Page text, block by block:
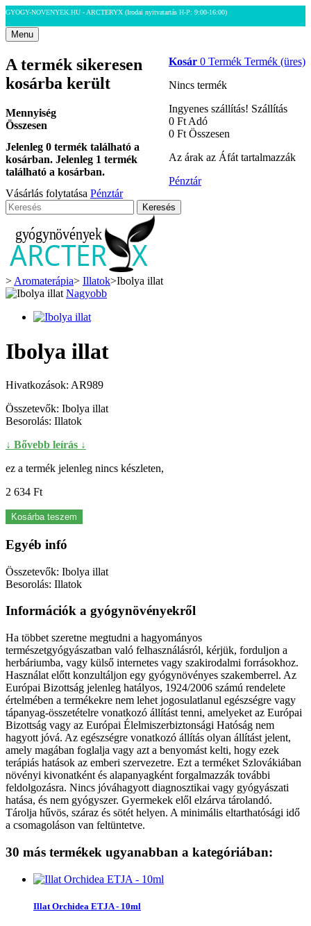
GYOGY-NOVENYEK.HU - ARCTERYX (Irodai nyitvatartás H-P: 9:00-16:00)
Menu
Kosár 0 Termék Termék (üres)
Nincs termék
Ingyenes szállítás! Szállítás
0 Ft‎ Adó
0 Ft‎ Összesen
Az árak az Áfát tartalmazzák
Pénztár
A termék sikeresen
kosárba került
Mennyiség
Összesen
Jelenleg 0 termék található a
kosárban. Jelenleg 1 termék
található a kosárban.
Vásárlás folytatása Pénztár
Keresés
> Aromaterápia> Illatok>Ibolya illat
Nagyobb
Ibolya illat
Hivatkozások: AR989
Összetevők: Ibolya illat
Besorolás: Illatok
↓ Bővebb leírás ↓
ez a termék jelenleg nincs készleten,
2 634 Ft‎
Kosárba teszem
Egyéb infó
Összetevők: Ibolya illat
Besorolás: Illatok
Információk a gyógynövényekről
Ha többet szeretne megtudni a hagyományos
természetgyógyászatban való felhasználásról, kérjük, forduljon a
herbáriumba, vagy külső internetes vagy szakirodalmi forrásokhoz.
Használat előtt konzultáljon egy gyógynövényes szakemberrel. Az
Európai Bizottság jelenleg hatályos, 1924/2006 számú rendelete
értelmében a termékekre nem lehet jogosulatlanul egészségre vagy
tápanyag-összetételre vonatkozó állítást tenni, amelyeket az Európai
Bizottság vagy az Európai Élelmiszerbiztonsági Hatóság nem
hagyott jóvá. Az egészségre vonatkozó állítás olyan állítást jelent,
amely magában foglalja vagy azt a benyomást kelti, hogy ezek
terápiás hatások az emberi szervezetre. Ezt a terméket Szlovákiában
növényi kivonatként és alapanyagként forgalmazzák további
feldolgozásra. Nincs jóváhagyott diagnosztikai vagy gyógyászati
hatása, és nem gyógyszer. Gyermekek elől elzárva tárolandó.
Tárolja hűvös, száraz és sötét helyen. A minimális eltarthatósági idő
a csomagoláson van feltüntetve.
30 más termékek ugyanabban a kategóriában:
Illat Orchidea ETJA - 10ml